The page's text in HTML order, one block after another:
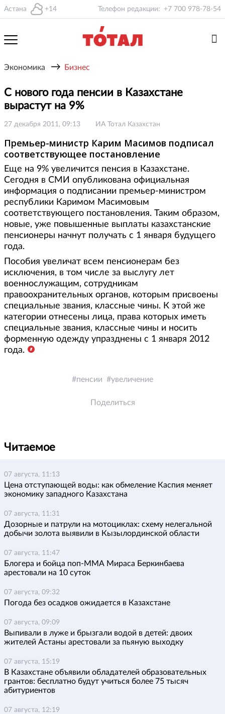
Астана +14 Телефон редакции: +7 700 978-78-54
Экономика → Бизнес
С нового года пенсии в Казахстане
вырастут на 9%
27 декабря 2011, 09:13 ИА Тотал Казахстан
Премьер-министр Карим Масимов подписал
соответствующее постановление
Еще на 9% увеличится пенсия в Казахстане.
Сегодня в СМИ опубликована официальная
информация о подписании премьер-министром
республики Каримом Масимовым
соответствующего постановления. Таким образом,
новые, уже повышенные выплаты казахстанские
пенсионеры начнут получать с 1 января будущего
года.
Пособия увеличат всем пенсионерам без
исключения, в том числе за выслугу лет
военнослужащим, сотрудникам
правоохранительных органов, которым присвоены
специальные звания, классные чины. К этой же
категории отнесены лица, права которых иметь
специальные звания, классные чины и носить
форменную одежду упразднены с 1 января 2012
года.
пенсии увеличение
Поделиться
Читаемое
07 августа, 11:13
Цена отступающей воды: как обмеление Каспия меняет
экономику западного Казахстана
07 августа, 11:31
Дозорные и патрули на мотоциклах: схему нелегальной
добычи золота выявили в Кызылординской области
07 августа, 11:47
Блогера и бойца поп-ММА Мираса Беркинбаева
арестовали на 10 суток
07 августа, 09:32
Погода без осадков ожидается в Казахстане
07 августа, 09:09
Выпивали в луже и брызгали водой в детей: двоих
жителей Астаны арестовали за пьяную выходку
07 августа, 15:19
В Казахстане объявили обладателей образовательных
грантов: бесплатно будут учиться более 75 тысяч
абитуриентов
07 августа, 12:19